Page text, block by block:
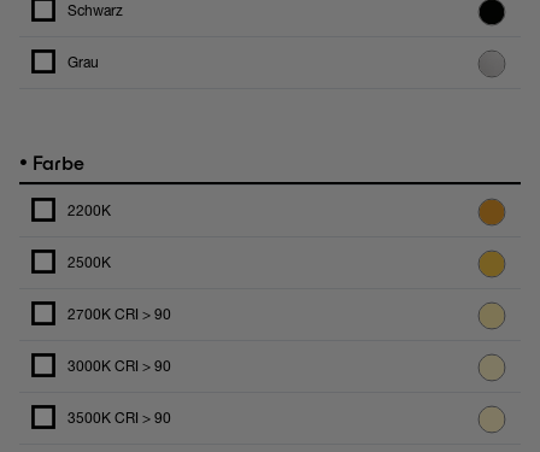
Schwarz
Grau
• Farbe
2200K
2500K
2700K CRI > 90
3000K CRI > 90
3500K CRI > 90